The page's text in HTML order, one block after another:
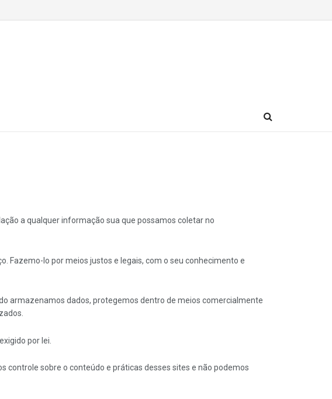
a qualquer informação sua que possamos coletar no
Fazemo-lo por meios justos e legais, com o seu conhecimento e
armazenamos dados, protegemos dentro de meios comercialmente
por lei.
controle sobre o conteúdo e práticas desses sites e não podemos